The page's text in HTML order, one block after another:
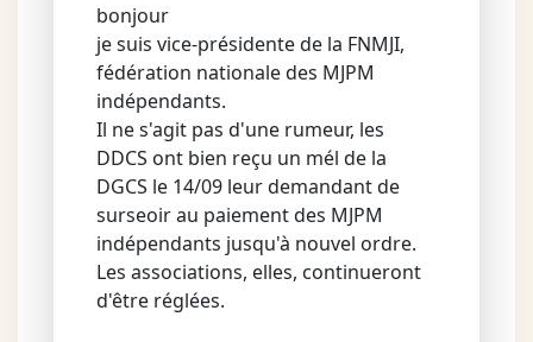
bonjour
je suis vice-présidente de la FNMJI,
fédération nationale des MJPM
indépendants.
Il ne s'agit pas d'une rumeur, les
DDCS ont bien reçu un mél de la
DGCS le 14/09 leur demandant de
surseoir au paiement des MJPM
indépendants jusqu'à nouvel ordre.
Les associations, elles, continueront
d'être réglées.